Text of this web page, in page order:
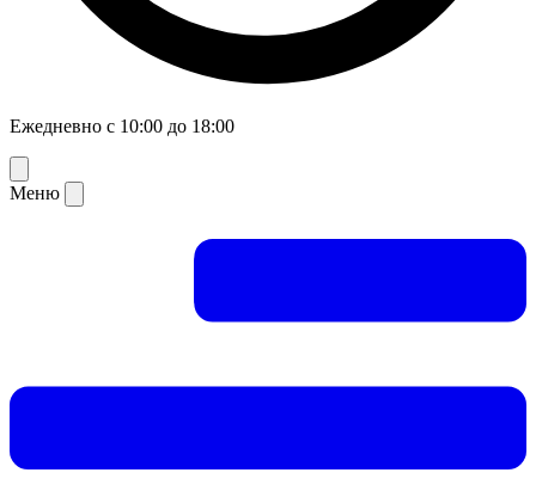
Ежедневно с 10:00 до 18:00
Меню